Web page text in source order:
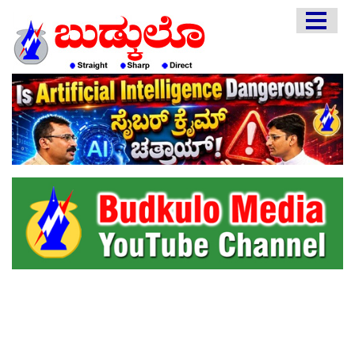
EDITORIAL
ENGLISH
KANNADA
INTERVIEWS
LITERATURE
ENTERTAINMENT
HEALTH